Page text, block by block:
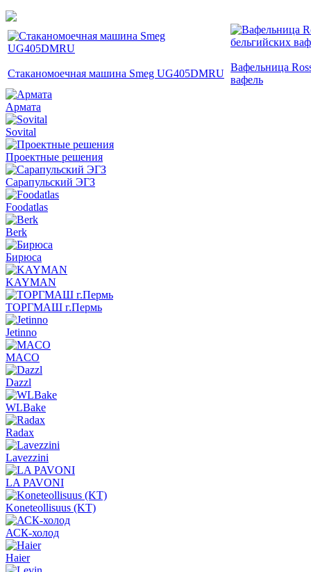
Стаканомоечная машина Smeg UG405DMRU
Вафельница
вафель
Армата
Sovital
Проектные решения
Сарапульский ЭГЗ
Foodatlas
Berk
Бирюса
KAYMAN
ТОРГМАШ г.Пермь
Jetinno
MACO
Dazzl
WLBake
Radax
Lavezzini
LA PAVONI
Koneteollisuus (KT)
АСК-холод
Haier